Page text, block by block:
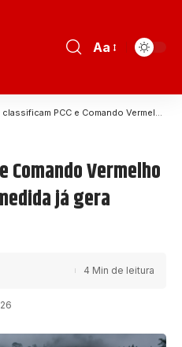
Aa
PCC e Comando Vermelho como terroristas e medida já gera efeitos no Brasil
Comando Vermelho
já gera
4 Min de leitura